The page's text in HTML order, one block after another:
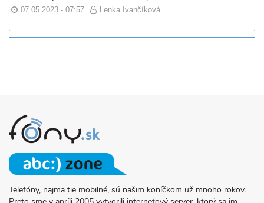
07.05.2023 - 07:57 Lenka Ivančíková
O
Telefóny, najmä tie mobilné, sú našim koníčkom už mnoho rokov.